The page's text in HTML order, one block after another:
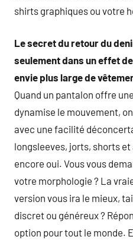
shirts graphiques ou votre
Le secret du retour du
seulement dans un effet
envie plus large de
Quand un pantalon offre
dynamise le mouvement,
avec une facilité
longsleeves, jorts, shorts
encore oui. Vous vous
votre morphologie ? La
version vous ira le mieux,
discret ou généreux ?
option pour tout le monde.